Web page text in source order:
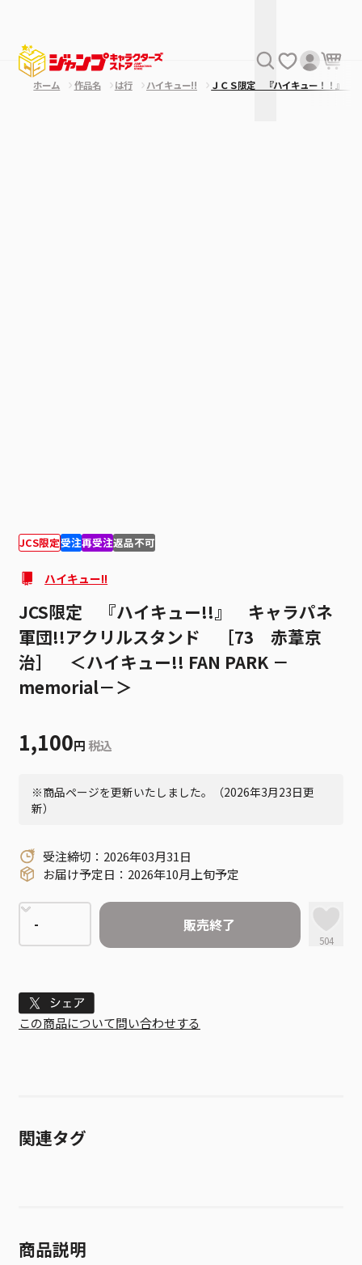
ホーム 作品名 は行 ハイキュー!! ＪＣＳ限定 『ハイキュー！！』
JCS限定受注再受注返品不可
ハイキュー!!
JCS限定 『ハイキュー!!』 キャラパネ
軍団!!アクリルスタンド ［73 赤葦京
治］ ＜ハイキュー!! FAN PARK －
memorial－＞
1,100円 税込
※商品ページを更新いたしました。（2026年3月23日更
新）
受注締切：2026年03月31日
お届け予定日：2026年10月上旬予定
販売終了
504
Tweet
この商品について問い合わせする
関連タグ
商品説明